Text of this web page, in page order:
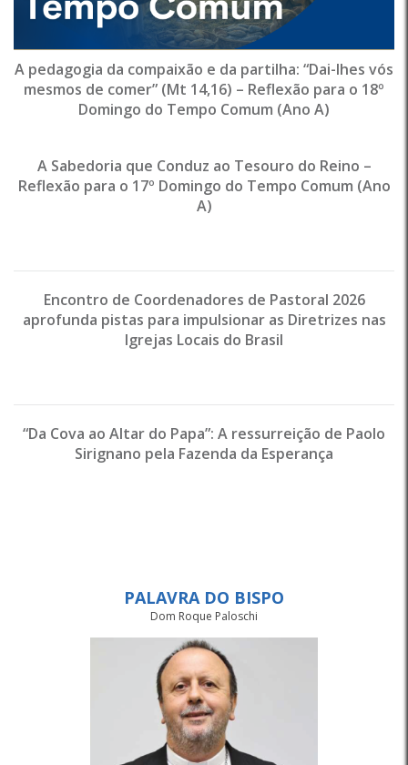
A pedagogia da compaixão e da partilha: “Dai-lhes vós
mesmos de comer” (Mt 14,16) – Reflexão para o 18º
Domingo do Tempo Comum (Ano A)
A Sabedoria que Conduz ao Tesouro do Reino –
Reflexão para o 17º Domingo do Tempo Comum (Ano
A)
Encontro de Coordenadores de Pastoral 2026
aprofunda pistas para impulsionar as Diretrizes nas
Igrejas Locais do Brasil
“Da Cova ao Altar do Papa”: A ressurreição de Paolo
Sirignano pela Fazenda da Esperança
PALAVRA DO BISPO
Dom Roque Paloschi